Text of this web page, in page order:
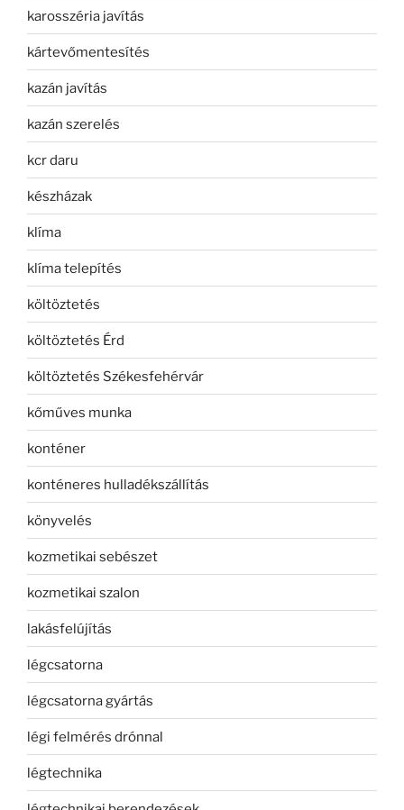
karosszéria javítás
kártevőmentesítés
kazán javítás
kazán szerelés
kcr daru
készházak
klíma
klíma telepítés
költöztetés
költöztetés Érd
költöztetés Székesfehérvár
kőműves munka
konténer
konténeres hulladékszállítás
könyvelés
kozmetikai sebészet
kozmetikai szalon
lakásfelújítás
légcsatorna
légcsatorna gyártás
légi felmérés drónnal
légtechnika